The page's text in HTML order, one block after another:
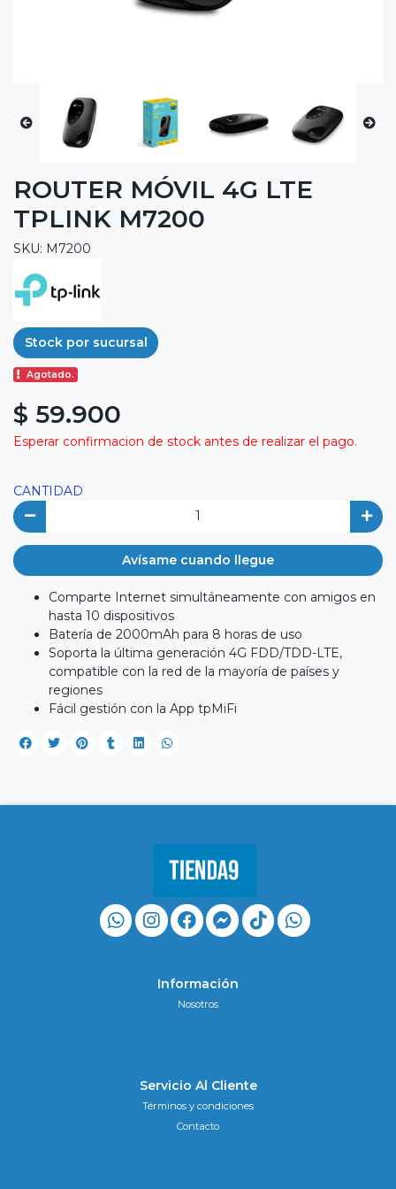
ROUTER MÓVIL 4G LTE
TPLINK M7200
SKU: M7200
Stock por sucursal
Agotado.
$ 59.900
Esperar confirmacion de stock antes de realizar el pago.
CANTIDAD
Avísame cuando llegue
Comparte Internet simultáneamente con amigos en
hasta 10 dispositivos
Batería de 2000mAh para 8 horas de uso
Soporta la última generación 4G FDD/TDD-LTE,
compatible con la red de la mayoría de países y
regiones
Fácil gestión con la App tpMiFi
Información
Nosotros
Servicio Al Cliente
Términos y condiciones
Contacto